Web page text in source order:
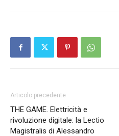
Articolo precedente
THE GAME. Elettricità e
rivoluzione digitale: la Lectio
Magistralis di Alessandro